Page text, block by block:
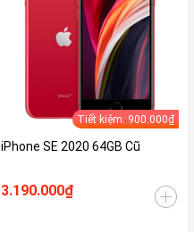
Tiết kiệm: 900.000₫
iPhone SE 2020 64GB Cũ
3.190.000₫